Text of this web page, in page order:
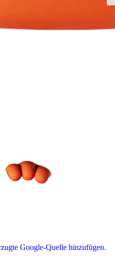
Google-Quelle hinzufügen.